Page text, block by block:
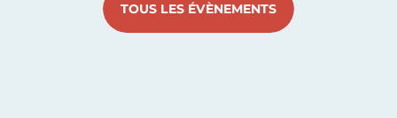
TOUS LES ÉVÈNEMENTS